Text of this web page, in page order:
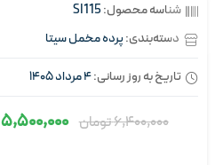
شناسه محصول:SI115
دسته‌بندی:پرده مخمل سیتا
تاریخ به روز رسانی:4 مرداد 1405
6,400,000تومان
قیمت
5,500,000
قیمت